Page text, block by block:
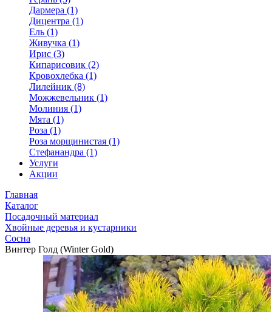
Дармера (1)
Дицентра (1)
Ель (1)
Живучка (1)
Ирис (3)
Кипарисовик (2)
Кровохлебка (1)
Лилейник (8)
Можжевельник (1)
Молиния (1)
Мята (1)
Роза (1)
Роза морщинистая (1)
Стефанандра (1)
Услуги
Акции
Главная
Каталог
Посадочный материал
Хвойные деревья и кустарники
Сосна
Винтер Голд (Winter Gold)